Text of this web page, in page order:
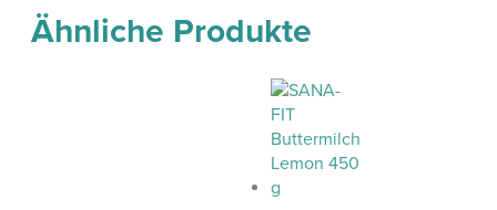
Ähnliche Produkte